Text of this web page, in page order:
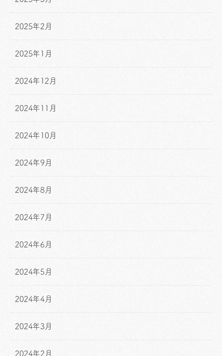
2025年2月
2025年1月
2024年12月
2024年11月
2024年10月
2024年9月
2024年8月
2024年7月
2024年6月
2024年5月
2024年4月
2024年3月
2024年2月